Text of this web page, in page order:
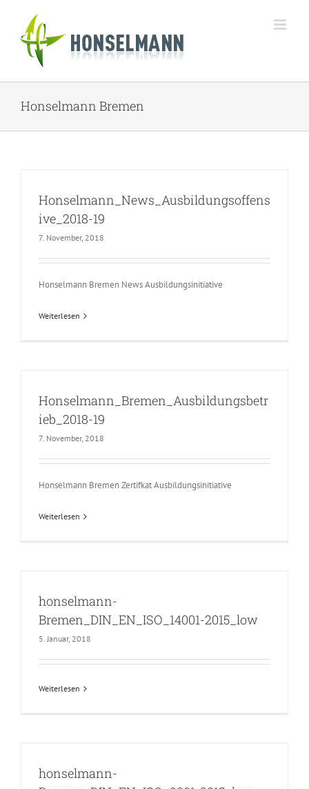
springen
Honselmann Bremen
Honselmann_News_Ausbildungsoffens
ive_2018-19
7. November, 2018
Honselmann Bremen News Ausbildungsinitiative
Weiterlesen
Honselmann_Bremen_Ausbildungsbetr
ieb_2018-19
7. November, 2018
Honselmann Bremen Zertifkat Ausbildungsinitiative
Weiterlesen
honselmann-
Bremen_DIN_EN_ISO_14001-2015_low
5. Januar, 2018
Weiterlesen
honselmann-